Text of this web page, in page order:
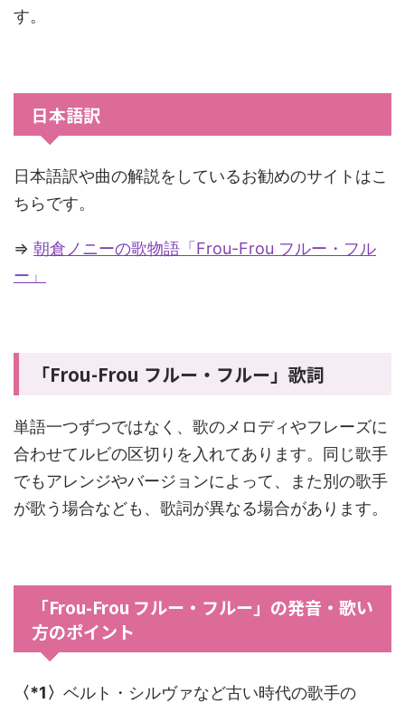
す。
日本語訳
日本語訳や曲の解説をしているお勧めのサイトはこ
ちらです。
⇒ 朝倉ノニーの歌物語「Frou-Frou フルー・フル
ー」
「Frou-Frou フルー・フルー」歌詞
単語一つずつではなく、歌のメロディやフレーズに
合わせてルビの区切りを入れてあります。同じ歌手
でもアレンジやバージョンによって、また別の歌手
が歌う場合なども、歌詞が異なる場合があります。
「Frou-Frou フルー・フルー」の発音・歌い
方のポイント
〈*1〉 ベルト・シルヴァなど古い時代の歌手の